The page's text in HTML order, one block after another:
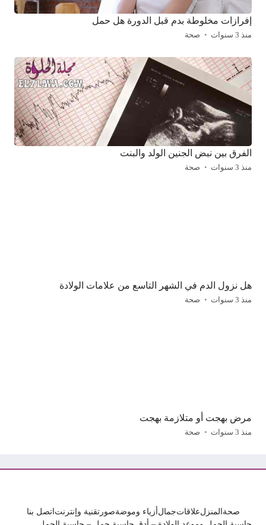
إفرازات مخلوطة بدم قبل الدورة هل حمل
منذ 3 سنوات صحة
الفرق بين نبض الجنين الولد والبنت
منذ 3 سنوات صحة
هل نزول الدم في الشهر التاسع من علامات الولادة
منذ 3 سنوات صحة
مرض بهجت أو متلازمة بهجت
منذ 3 سنوات صحة
صحةالمنزلعلاقاتجمالأزياء وموضةصورتقنية وإنترنتاتصل بنا